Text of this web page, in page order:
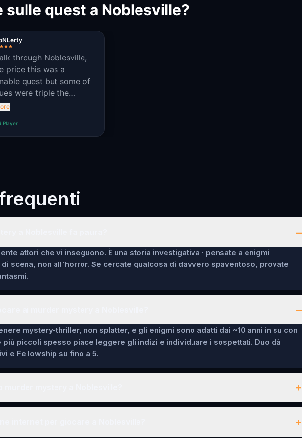
sulle quest a Noblesville?
through Noblesville,
price this was a
quest but some of
were triple the
of previous ones
Player
–
attori che vi inseguono. È una storia investigativa · pensate a enigmi
scena, non all'horror. Se cercate qualcosa di davvero spaventoso, provate
–
mystery-thriller, non splatter, e gli enigmi sono adatti dai ~10 anni in su con
più piccoli spesso piace leggere gli indizi e individuare i sospettati. Duo dà
e Fellowship su fino a 5.
+
+